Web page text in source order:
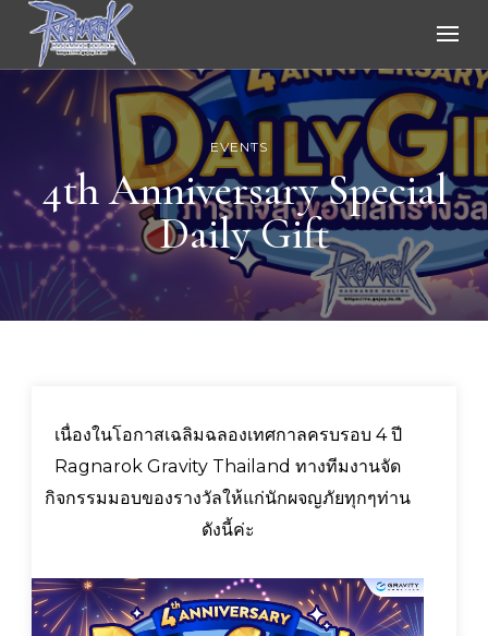
Ragnarok Online
EVENTS
4th Anniversary Special
Daily Gift
เนื่องในโอกาสเฉลิมฉลองเทศกาลครบรอบ 4 ปี
Ragnarok Gravity Thailand ทางทีมงานจัด
กิจกรรมมอบของรางวัลให้แก่นักผจญภัยทุกๆท่าน
ดังนี้ค่ะ